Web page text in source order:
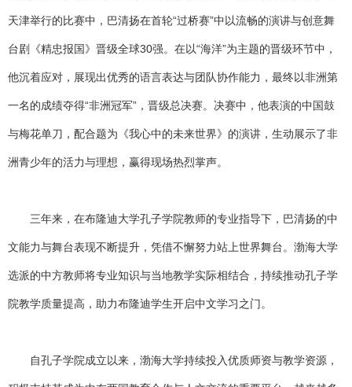
天津举行的比赛中，巴清扬在首轮“过桥赛”中以流畅的演讲与创意舞
台剧《精忠报国》晋级全球30强。在以“海洋”为主题的晋级环节中，
他沉着应对，展现出优秀的语言表达与团队协作能力，最终以非洲第
一名的成绩夺得“非洲冠军”，晋级总决赛。决赛中，他表演的中国鼓
与梅花单刀，配合题为《我心中的未来世界》的演讲，生动展示了非
洲青少年的活力与理想，赢得现场热烈掌声。
三年来，在布隆迪大学孔子学院教师的专业指导下，巴清扬的中
文能力与舞台表现不断提升，凭借不懈努力站上世界舞台。渤海大学
选派的中方教师将专业知识与当地教学实际相结合，持续推动孔子学
院教学质量提高，助力布隆迪学生开启中文学习之门。
自孔子学院成立以来，渤海大学持续投入优质师资与教学资源，